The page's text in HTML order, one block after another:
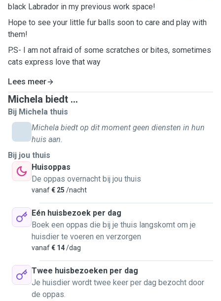
black Labrador in my previous work space!
Hope to see your little fur balls soon to care and play with
them!
P.S- I am not afraid of some scratches or bites, sometimes
cats express love that way
Lees meer
Michela biedt ...
Bij Michela thuis
Michela biedt op dit moment geen diensten in hun
huis aan.
Bij jou thuis
Huisoppas
De oppas overnacht bij jou thuis
vanaf€ 25 /nacht
Eén huisbezoek per dag
Boek een oppas die bij je thuis langskomt om je
huisdier te voeren en verzorgen
vanaf€ 14/dag
Twee huisbezoeken per dag
Je huisdier wordt twee keer per dag bezocht door
de oppas.